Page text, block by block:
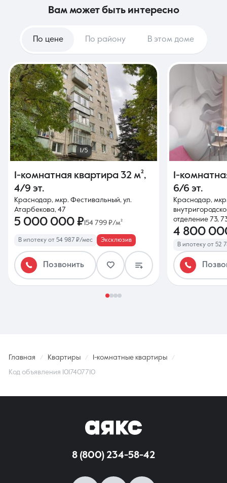
вам может быть интересно
По цене По району В этом доме
1/5
1-комнатная квартира 32 м²,
4/9 эт.
Краснодар, мкр. Фестивальный, ул.
Атарбекова, 47
5 000 000 ₽ 154 799 ₽/м²
В ипотеку от 54 987 ₽/мес Эксклюзив
Позвонить
1-
6/6 эт.
Краснодар,
отделение 73,
4 800
В ипотеку от 52
Главная Квартиры 1-комнатные квартиры
Код объявления 1017407710
8 (800) 234-58-42